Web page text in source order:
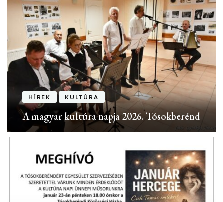
HÍREK KULTÚRA
A magyar kultúra napja 2026. Tósokberénd